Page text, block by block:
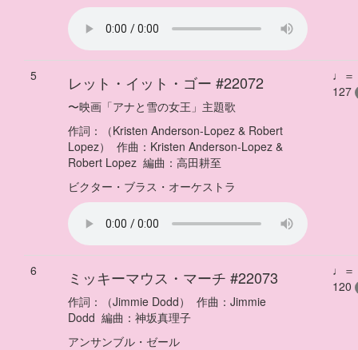
5 レット・イット・ゴー #22072
〜映画「アナと雪の女王」主題歌
作詞：
（Kristen Anderson-Lopez & Robert
Lopez） 作曲： Kristen Anderson-Lopez &
Robert Lopez 編曲： 高田耕至
ビクター・ブラス・オーケストラ
♩＝
127
6 ミッキーマウス・マーチ #22073
作詞： （Jimmie Dodd） 作曲： Jimmie
Dodd 編曲： 神坂真理子
アンサンブル・ゼール
♩＝
120